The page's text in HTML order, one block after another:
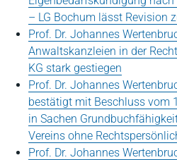
– LG Bochum lässt Revision
Prof. Dr. Johannes
Anwaltskanzleien in der
KG stark gestiegen
Prof. Dr. Johannes
bestätigt mit Beschluss vom
in Sachen
Vereins ohne
Prof. Dr. Johannes